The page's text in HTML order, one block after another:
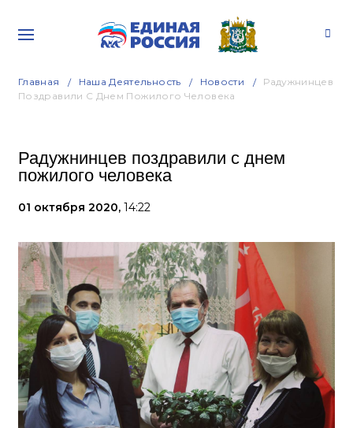
Главная Наша Деятельность Новости
Радужнинцев
Поздравили С Днем Пожилого Человека
Радужнинцев поздравили с днем
пожилого человека
01 октября 2020, 14:22